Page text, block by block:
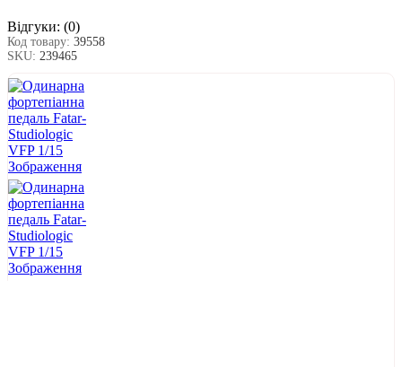
Відгуки: (0)
Код товару: 39558
SKU: 239465